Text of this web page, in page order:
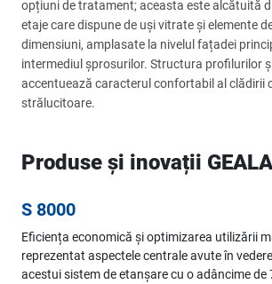
opțiuni de tratament; aceasta este alcătuită
etaje care dispune de uși vitrate și elemente
dimensiuni, amplasate la nivelul fațadei
intermediul șprosurilor. Structura profilurilor
accentuează caracterul confortabil al clădirii
strălucitoare.
Produse și inovații
S 8000
Eficiența economică și optimizarea utilizării
reprezentat aspectele centrale avute în
acestui sistem de etanșare cu o adâncime de